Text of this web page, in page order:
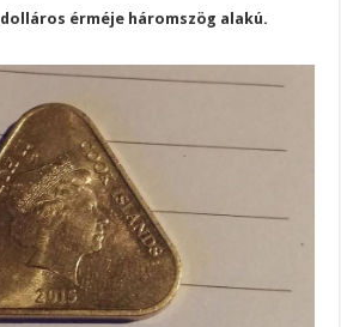
dolláros érméje háromszög alakú.